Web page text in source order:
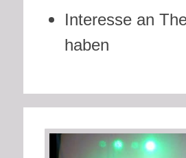
Interesse an
haben